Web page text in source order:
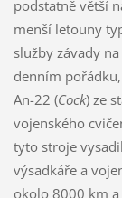
podstatně větší
menší letouny
služby závady
denním
An-22 (Cock) ze
vojenského
tyto stroje
výsadkáře a
okolo 8000 km